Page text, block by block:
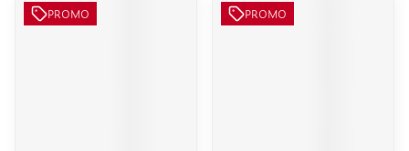
PROMO PROMO